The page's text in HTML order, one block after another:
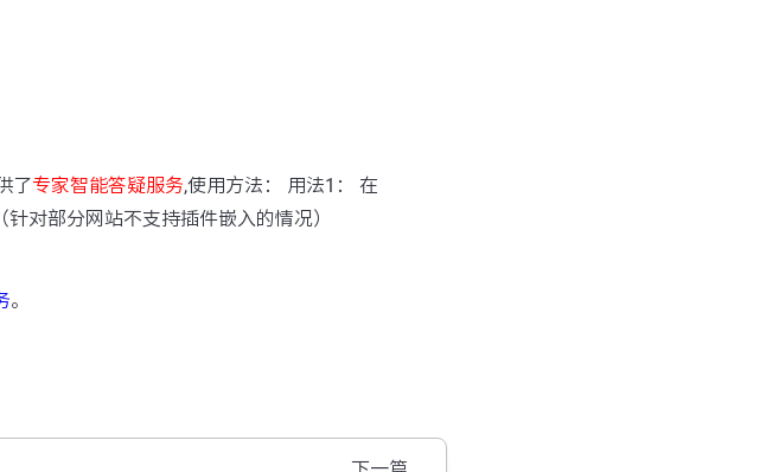
了专家智能答疑服务,使用方法： 用法1： 在
（针对部分网站不支持插件嵌入的情况）
。